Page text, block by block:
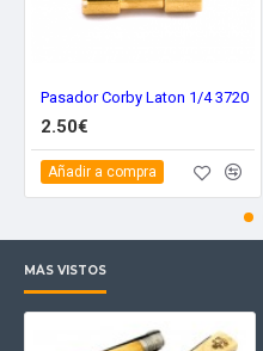
Pasador Corby Laton 1/4 3720
2.50€
Añadir a compra
MÁS VISTOS